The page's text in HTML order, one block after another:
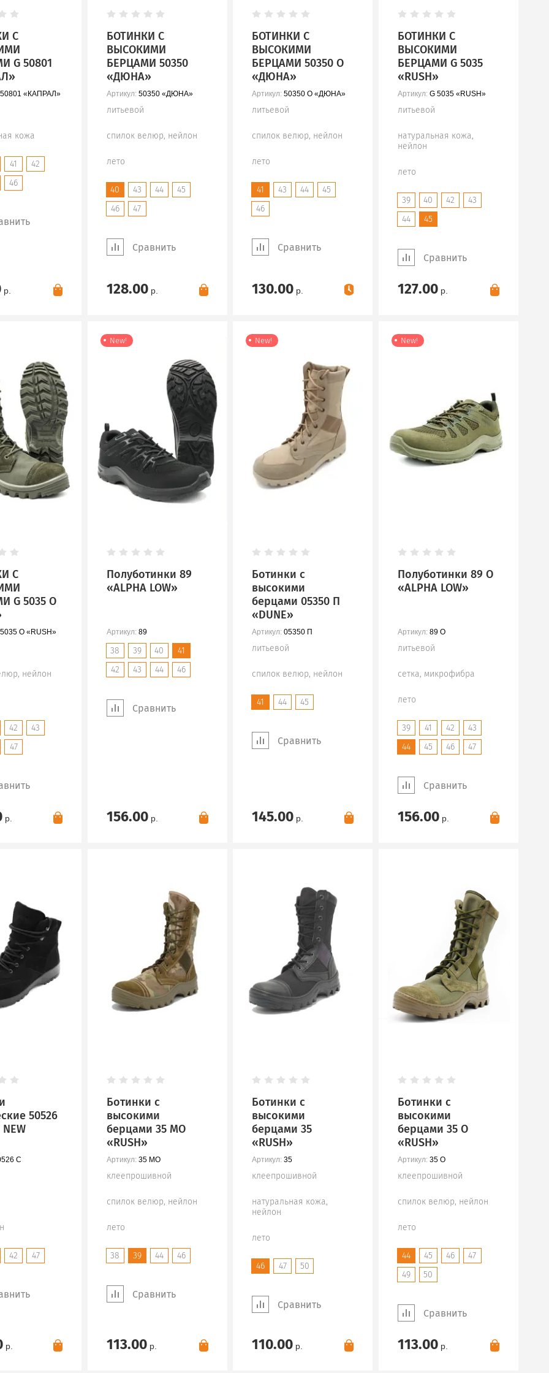
С
G 50801
«КАПРАЛ»
кожа
41
42
46
р.
БОТИНКИ С
ВЫСОКИМИ
БЕРЦАМИ 50350
«ДЮНА»
Артикул:50350 «ДЮНА»
литьевой
спилок велюр, нейлон
лето
40 43 44
45
46
47
Сравнить
128.00р.
БОТИНКИ С
ВЫСОКИМИ
БЕРЦАМИ 50350 О
«ДЮНА»
Артикул: 50350 О «ДЮНА»
литьевой
спилок велюр, нейлон
лето
41 43 44
45
46
Сравнить
130.00 р.
БОТИНКИ С
ВЫСОКИМИ
БЕРЦАМИ G 5035
«RUSH»
Артикул:G 5035 «RUSH»
литьевой
натуральная кожа,
нейлон
лето
39 40 42
43
44
45
Сравнить
127.00р.
С
G 5035 О
О «RUSH»
нейлон
42
43
47
р.
New!
Полуботинки 89
«ALPHA LOW»
Артикул:89
38 39 40
41
42
43 44 46
Сравнить
156.00р.
New!
Ботинки с
высокими
берцами 05350 П
«DUNE»
Артикул: 05350 П
литьевой
спилок велюр, нейлон
41 44 45
Сравнить
145.00 р.
New!
Полуботинки 89 О
«ALPHA LOW»
Артикул:89 О
литьевой
сетка, микрофибра
лето
39 41 42
43
44
45 46 47
Сравнить
156.00р.
50526
NEW
С
42 47
р.
Ботинки с
высокими
берцами 35 МО
«RUSH»
Артикул:35 МО
клеепрошивной
спилок велюр, нейлон
лето
38 39 44 46
Сравнить
113.00р.
Ботинки с
высокими
берцами 35
«RUSH»
Артикул: 35
клеепрошивной
натуральная кожа,
нейлон
лето
46 47 50
Сравнить
110.00 р.
Ботинки с
высокими
берцами 35 О
«RUSH»
Артикул:35 О
клеепрошивной
спилок велюр, нейлон
лето
44 45 46
47
49
50
Сравнить
113.00р.